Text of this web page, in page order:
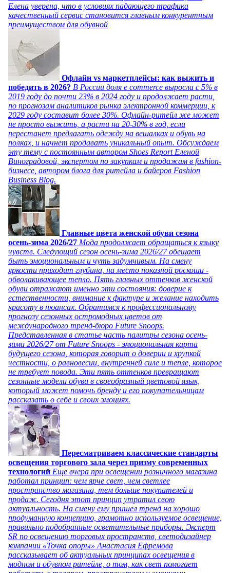
Елена уверена, что в условиях падающего трафика
качественный сервис становится главным конкурентным
преимуществом для обувной
Офлайн vs маркетплейсы: как выжить и
победить в 2026? В России доля e commerce выросла с 5% в
2019 году до почти 23% в 2024 году и продолжает расти,
по прогнозам аналитиков рынка электронной коммерции, к
2029 году составит более 30%. Офлайн-ритейл же может
не просто выжить, а расти на 20-30% в год, если
перестанет предлагать одежду на вешалках и обувь на
полках, и начнет продавать уникальный опыт. Обсуждаем
эту тему с постоянным автором Shoes Report Еленой
Виноградовой, экспертом по закупкам и продажам в fashion-
бизнесе, автором блога для ритейла и байеров Fashion
Business Blog.
Главные цвета женской обуви сезона
осень-зима 2026/27 Мода продолжает обращаться к языку
чувств. Следующий сезон осень-зима 2026/27 обещает
быть эмоциональным и чуть задумчивым. На смену
яркости приходит глубина, на место показной роскоши -
обволакивающее тепло. Пять главных оттенков женской
обуви отражают именно эти состояния: доверие к
естественности, внимание к фактуре и желание находить
красоту в нюансах. Обратимся к профессиональному
прогнозу сезонных остромодных цветов от
международного тренд-бюро Future Snoops.
Представленная в статье часть палитры сезона осень-
зима 2026/27 от Future Snoops - эмоциональная карта
будущего сезона, которая говорит о доверии и хрупкой
честности, о равновесии, внутренней силе и тепле, которое
не требует повода. Эти пять оттенков превращают
сезонные модели обуви в своеобразный цветовой язык,
который может помочь бренду и его покупательницам
рассказать о себе и своих эмоциях.
Пересматриваем классические стандарты
освещения торгового зала через призму современных
технологий Еще вчера при освещении розничного магазина
работал принцип: чем ярче свет, чем светлее
пространство магазина, тем больше покупателей и
продаж. Сегодня этот принцип утратил свою
актуальность. На смену ему пришел тренд на хорошо
продуманную концепцию, грамотно используемое освещение,
правильно подобранные осветительные приборы. Эксперт
SR по освещению торговых пространств, светодизайнер
компании «Точка опоры» Анастасия Ефремова
рассказывает об актуальных принципах освещения в
модном и обувном ритейле, о том, как свет помогает